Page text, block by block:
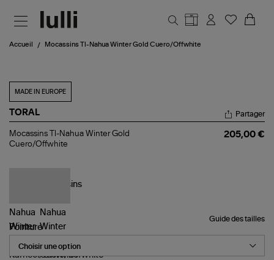
Accueil Mocassins Tl-Nahua Winter Gold Cuero/Offwhite
MADE IN EUROPE
TORAL
Mocassins
Tl-
Cuero/Offwhite
Partager
Mocassins Tl-Nahua Winter Gold
Cuero/Offwhite
205,00 €
Guide des tailles
Pointure